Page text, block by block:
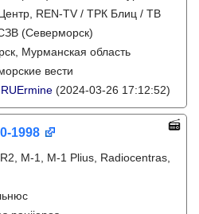
REN-TV / ТРК Блиц / ТВ
(Северморск)
Мурманская область
вести
RUErmine (2024-03-26 17:12:52)
1998
M-1, M-1 Plius, Radiocentras,